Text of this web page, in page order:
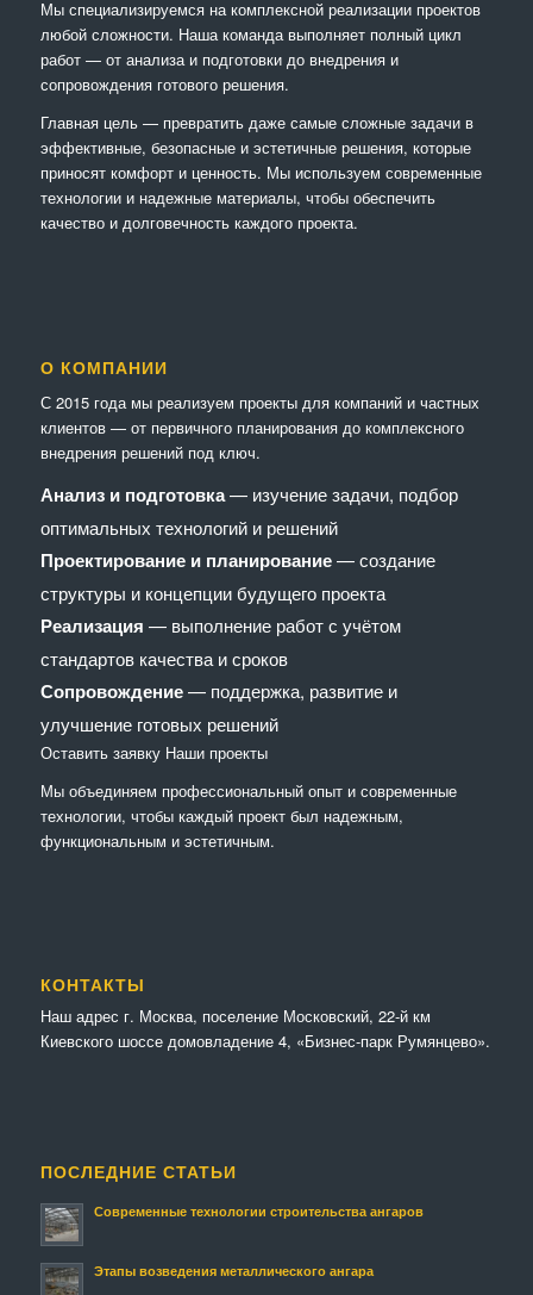
Мы специализируемся на комплексной реализации проектов
любой сложности. Наша команда выполняет полный цикл
работ — от анализа и подготовки до внедрения и
сопровождения готового решения.
Главная цель — превратить даже самые сложные задачи в
эффективные, безопасные и эстетичные решения, которые
приносят комфорт и ценность. Мы используем современные
технологии и надежные материалы, чтобы обеспечить
качество и долговечность каждого проекта.
О КОМПАНИИ
С 2015 года мы реализуем проекты для компаний и частных
клиентов — от первичного планирования до комплексного
внедрения решений под ключ.
Анализ и подготовка— изучение задачи, подбор
оптимальных технологий и решений
Проектирование и планирование— создание
структуры и концепции будущего проекта
Реализация — выполнение работ с учётом
стандартов качества и сроков
Сопровождение— поддержка, развитие и
улучшение готовых решений
Оставить заявку Наши проекты
Мы объединяем профессиональный опыт и современные
технологии, чтобы каждый проект был надежным,
функциональным и эстетичным.
КОНТАКТЫ
Наш адрес г. Москва, поселение Московский, 22-й км
Киевского шоссе домовладение 4, «Бизнес-парк Румянцево».
ПОСЛЕДНИЕ СТАТЬИ
Современные технологии строительства ангаров
Этапы возведения металлического ангара